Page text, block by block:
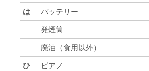
は
バッテリー
発煙筒
廃油（食用以外）
ひ
ピアノ